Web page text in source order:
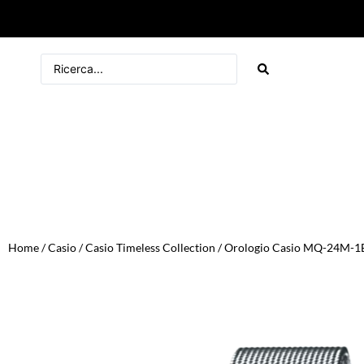
Home/Casio/Casio Timeless Collection / Orologio Casio MQ-24M-